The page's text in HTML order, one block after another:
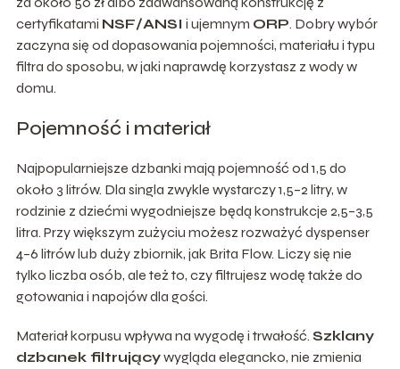
certyfikatami NSF/ANSI i ujemnym ORP. Dobry wybór
zaczyna się od dopasowania pojemności, materiału i typu
filtra do sposobu, w jaki naprawdę korzystasz z wody w
domu.
Pojemność i materiał
Najpopularniejsze dzbanki mają pojemność od 1,5 do
około 3 litrów. Dla singla zwykle wystarczy 1,5–2 litry, w
rodzinie z dziećmi wygodniejsze będą konstrukcje 2,5–3,5
litra. Przy większym zużyciu możesz rozważyć dyspenser
4–6 litrów lub duży zbiornik, jak Brita Flow. Liczy się nie
tylko liczba osób, ale też to, czy filtrujesz wodę także do
gotowania i napojów dla gości.
Materiał korpusu wpływa na wygodę i trwałość. Szklany
dzbanek filtrującywygląda elegancko, nie zmienia